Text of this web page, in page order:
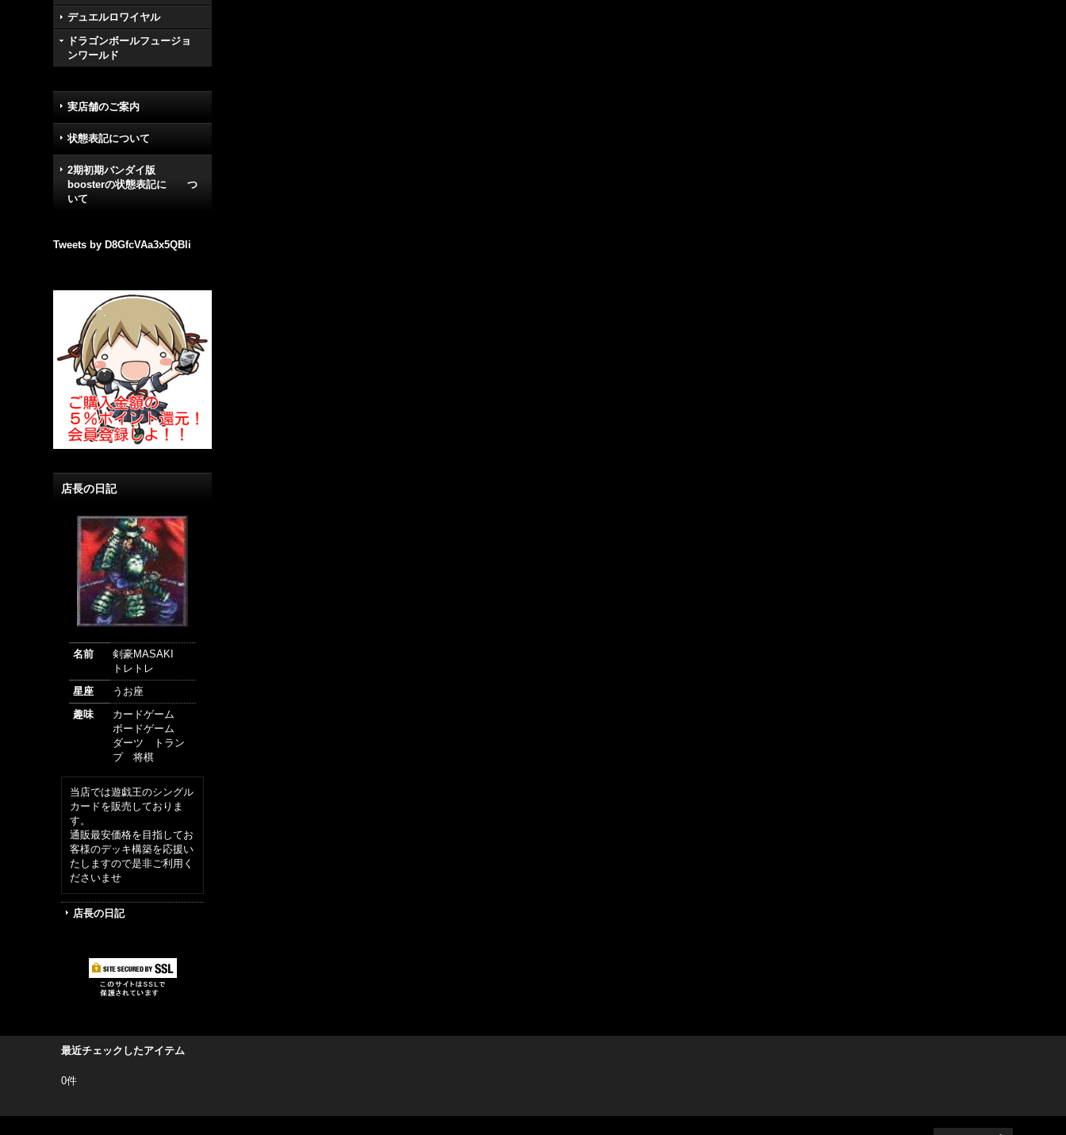
デュエルロワイヤル
ドラゴンボールフュージョ
ンワールド
実店舗のご案内
状態表記について
2期初期バンダイ版
boosterの状態表記に つ
いて
Tweets by D8GfcVAa3x5QBli
店長の日記
名前
剣豪MASAKI
トレトレ
星座
うお座
趣味
カードゲーム
ボードゲーム
ダーツ トラン
プ 将棋
当店では遊戯王のシングル
カードを販売しておりま
す。
通販最安価格を目指してお
客様のデッキ構築を応援い
たしますので是非ご利用く
ださいませ
店長の日記
最近チェックしたアイテム
0件